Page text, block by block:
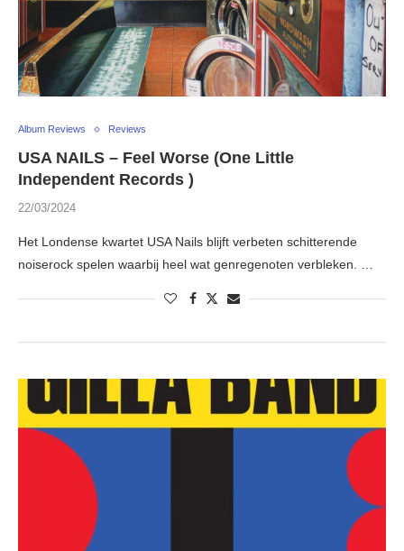
Album Reviews Reviews
USA NAILS – Feel Worse (One Little
Independent Records )
22/03/2024
Het Londense kwartet USA Nails blijft verbeten schitterende
noiserock spelen waarbij heel wat genregenoten verbleken. …